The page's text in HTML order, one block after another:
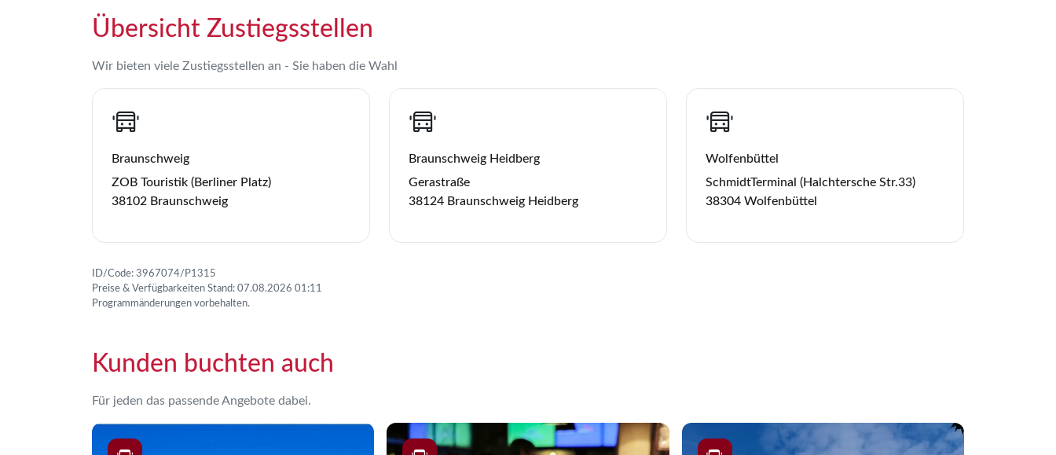
Übersicht Zustiegsstellen
Wir bieten viele Zustiegsstellen an - Sie haben die Wahl
Braunschweig
ZOB Touristik (Berliner Platz)
38102 Braunschweig
Braunschweig Heidberg
Gerastraße
38124 Braunschweig Heidberg
Wolfenbüttel
SchmidtTerminal (Halchtersche Str.33)
38304 Wolfenbüttel
ID/Code: 3967074/P1315
Preise & Verfügbarkeiten Stand: 07.08.2026 01:11
Programmänderungen vorbehalten.
Kunden buchten auch
Für jeden das passende Angebote dabei.